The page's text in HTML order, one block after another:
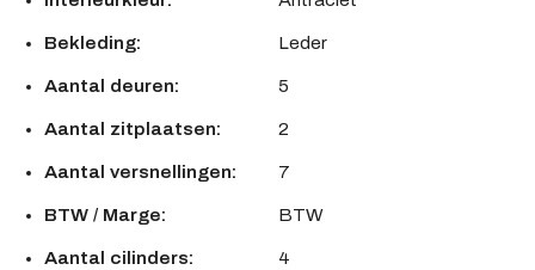
Bekleding: Leder
Aantal deuren: 5
Aantal zitplaatsen: 2
Aantal versnellingen: 7
BTW / Marge: BTW
Aantal cilinders: 4